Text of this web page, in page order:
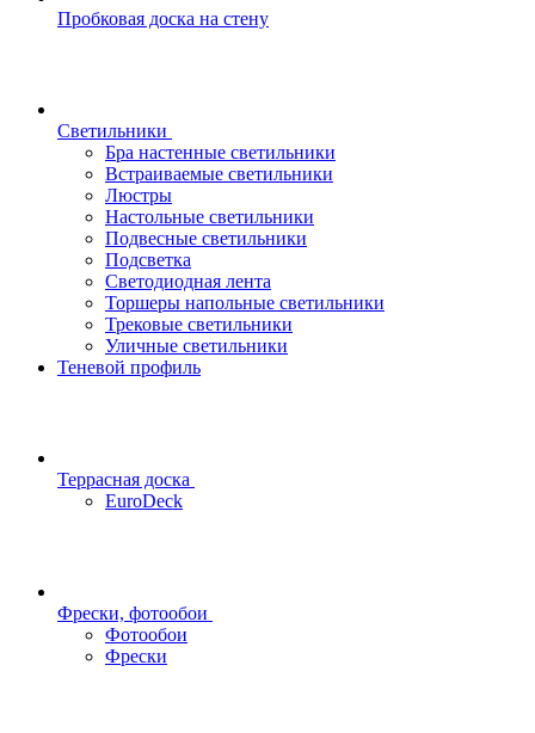
Пробковая доска на стену
Светильники
Бра настенные светильники
Встраиваемые светильники
Люстры
Настольные светильники
Подвесные светильники
Подсветка
Светодиодная лента
Торшеры напольные светильники
Трековые светильники
Уличные светильники
Теневой профиль
Террасная доска
EuroDeck
Фрески, фотообои
Фотообои
Фрески